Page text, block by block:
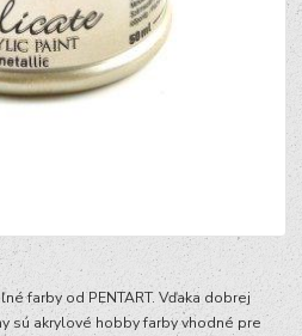
farby od PENTART. Vďaka dobrej
sú akrylové hobby farby vhodné pre